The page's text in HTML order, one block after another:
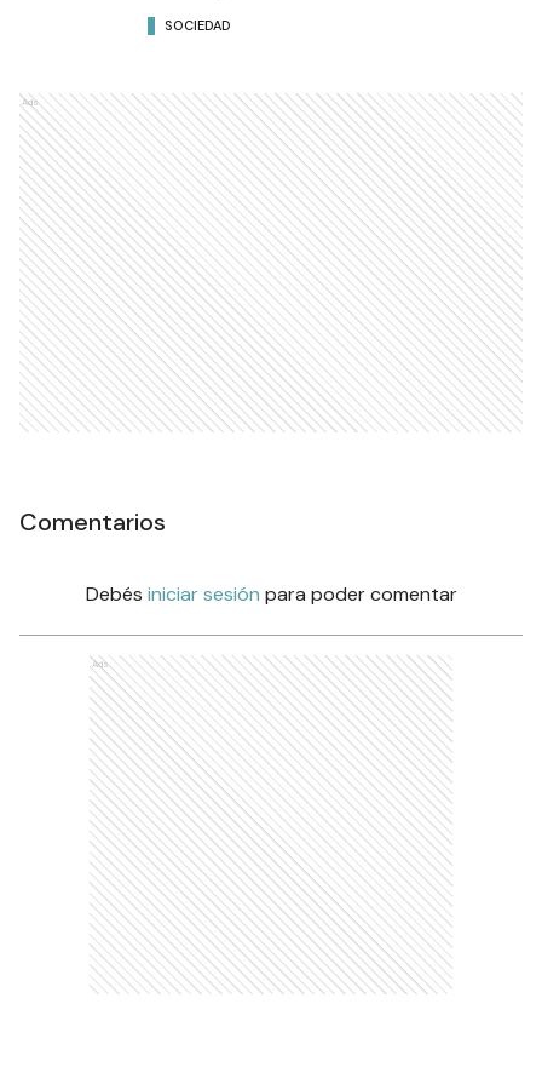
SOCIEDAD
Ads
Comentarios
Debés iniciar sesión para poder comentar
Ads